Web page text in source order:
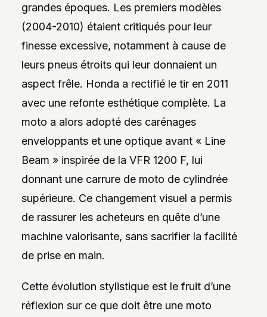
grandes époques. Les premiers modèles
(2004-2010) étaient critiqués pour leur
finesse excessive, notamment à cause de
leurs pneus étroits qui leur donnaient un
aspect frêle. Honda a rectifié le tir en 2011
avec une refonte esthétique complète. La
moto a alors adopté des carénages
enveloppants et une optique avant « Line
Beam » inspirée de la VFR 1200 F, lui
donnant une carrure de moto de cylindrée
supérieure. Ce changement visuel a permis
de rassurer les acheteurs en quête d’une
machine valorisante, sans sacrifier la facilité
de prise en main.
Cette évolution stylistique est le fruit d’une
réflexion sur ce que doit être une moto